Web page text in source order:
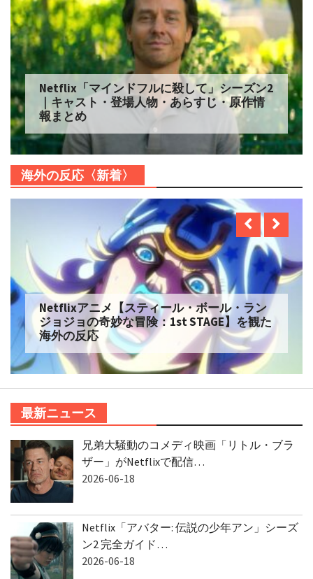
Netflix「自由研究には向かない殺人」シー
ズン2 配信へ｜キャスト・登場人物・あらす
じ・原作情報まとめ
海外の反応〈新着〉
Netflix実写【ONE PIECE】シーズン2 を観た
海外の反応
最新ニュース
兄弟大騒動のコメディ映画「リトル・ブラ
ザー」がNetflixで配信…
Netflix「アバター: 伝説の少年アン」シーズ
ン2 完全ガイド…